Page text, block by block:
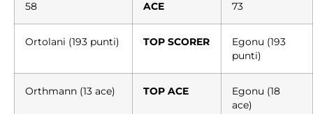
58 ACE 73
Ortolani (193 punti) TOP SCORER
Egonu (193
punti)
Orthmann (13 ace) TOP ACE
Egonu (18
ace)